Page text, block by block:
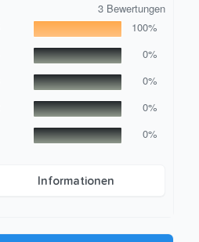
,
0
0
S
t
e
r
n
(
e
)
3 Bewertungen
100%
0%
0%
0%
0%
Informationen